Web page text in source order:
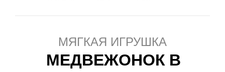
МЯГКАЯ ИГРУШКА
МЕДВЕЖОНОК В